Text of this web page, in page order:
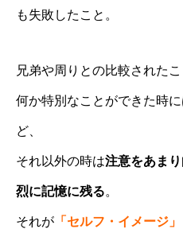
も失敗したこと。
兄弟や周りとの比較されたこ
何か特別なことができた時
ど、
それ以外の時は注意をあま
烈に記憶に残る。
それが 「セルフ・イメージ